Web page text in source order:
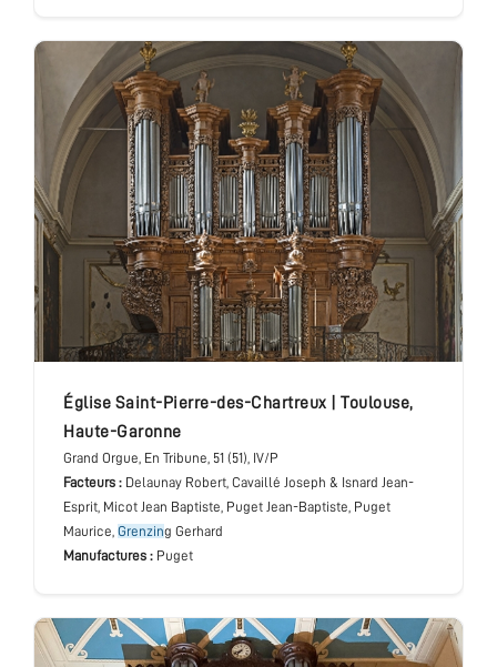
église Saint-Pierre-des-Chartreux Toulouse,
Haute-Garonne
Grand Orgue , En Tribune , 51 (51), IV/P
Facteurs : Delaunay Robert, Cavaillé Joseph & Isnard Jean-
Esprit, Micot Jean Baptiste, Puget Jean-Baptiste, Puget
Maurice, Grenzing Gerhard
Manufactures : Puget